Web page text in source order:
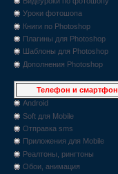
Уроки фотошопа
Книги по Photoshop
Плагины для Photoshop
Шаблоны для Photoshop
Дополнения Photoshop
Телефон и смартфон
Android
Soft для Mobile
Отправка sms
Приложения для Mobile
Реалтоны, рингтоны
Обои, анимация